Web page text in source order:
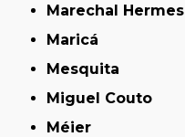
Marechal Hermes
Maricá
Mesquita
Miguel Couto
Méier